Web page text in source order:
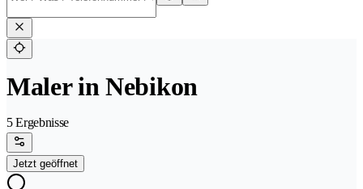
Maler in Nebikon
5 Ergebnisse
Jetzt geöffnet